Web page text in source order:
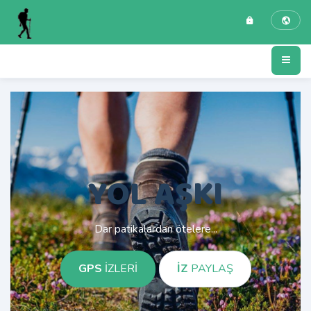
YOL AŞKI
Dar patikalardan ötelere...
GPS İZLERİ İZ PAYLAŞ